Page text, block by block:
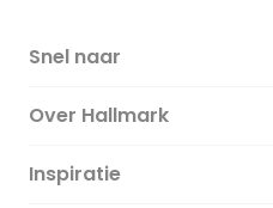
Snel naar
Over Hallmark
Over ons
Inspiratie